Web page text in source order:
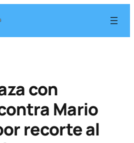
con
Mario
recorte al